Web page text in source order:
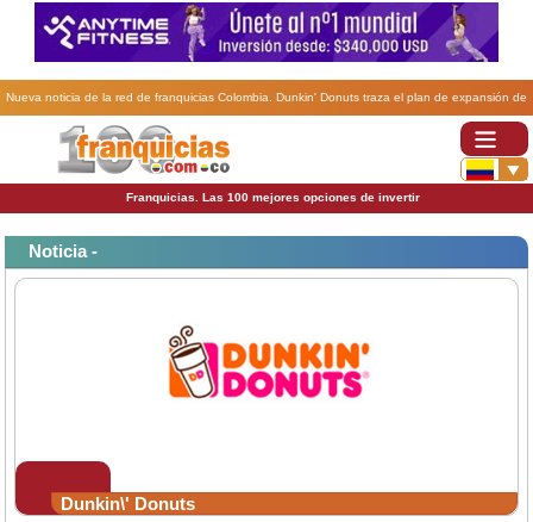
Nueva noticia de la red de franquicias Colombia. Dunkin' Donuts traza el plan de expansión de
sus franquicias en Colombia .
Franquicias. Las 100 mejores opciones de invertir
Noticia -
Dunkin\' Donuts